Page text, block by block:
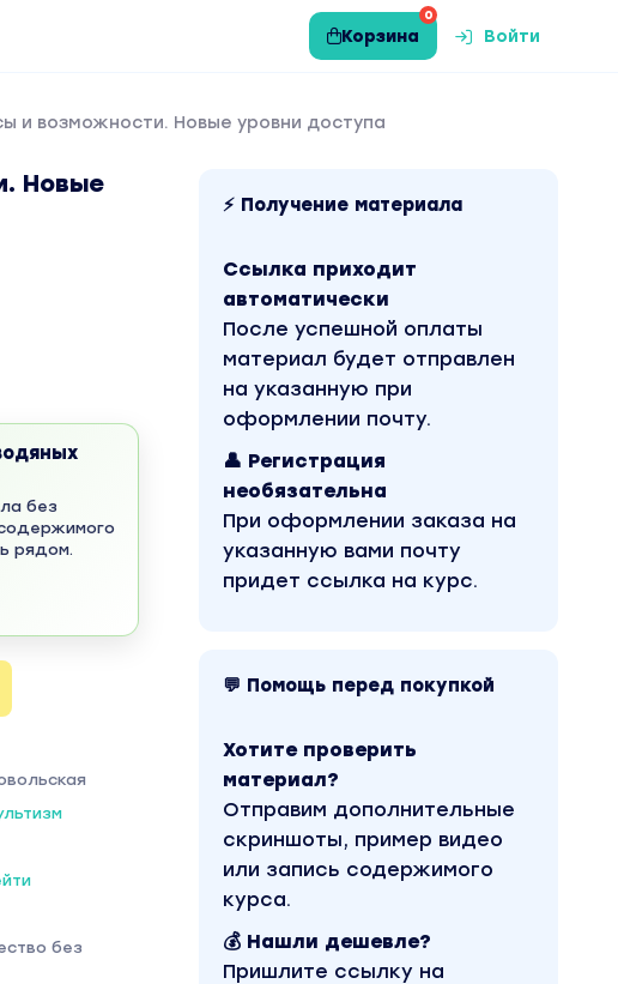
0
Корзина Войти
и возможности. Новые уровни доступа
Новые
без
рядом.
без
⚡ Получение материала
Ссылка приходит
автоматически
После успешной оплаты
материал будет отправлен
на указанную при
оформлении почту.
👤 Регистрация
необязательна
При оформлении заказа на
указанную вами почту
придет ссылка на курс.
💬 Помощь перед покупкой
Хотите проверить
материал?
Отправим дополнительные
скриншоты, пример видео
или запись содержимого
курса.
💰 Нашли дешевле?
Пришлите ссылку на